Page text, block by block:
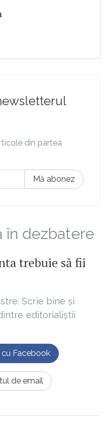
din partea
Mă abonez
în dezbatere
trebuie să fii
Scrie bine și
editorialiștii
Facebook
de email